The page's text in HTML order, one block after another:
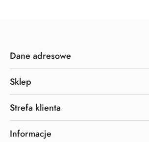
Dane adresowe
Sklep
Strefa klienta
Informacje